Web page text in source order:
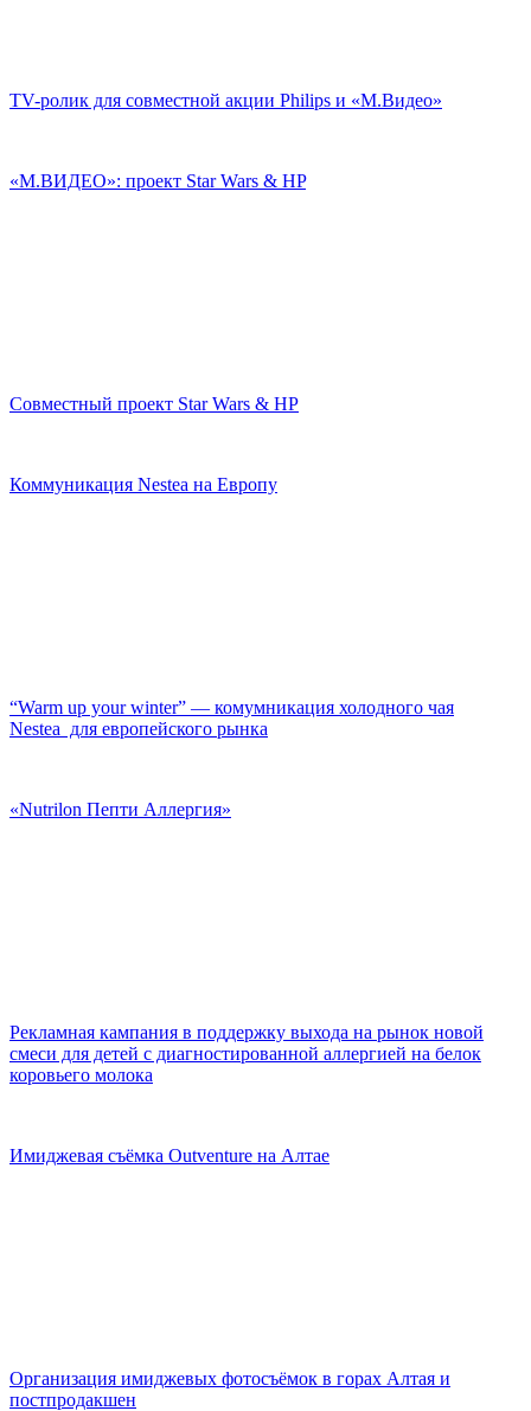
TV-ролик для совместной акции Philips и «М.Видео»
«М.ВИДЕО»: проект Star Wars & HP
Совместный проект Star Wars & HP
Коммуникация Nestea на Европу
“Warm up your winter” — комумникация холодного чая
Nestea для европейского рынка
«Nutrilon Пепти Аллергия»
Рекламная кампания в поддержку выхода на рынок новой
смеси для детей с диагностированной аллергией на белок
коровьего молока
Имиджевая съёмка Outventure на Алтае
Организация имиджевых фотосъёмок в горах Алтая и
постпродакшен